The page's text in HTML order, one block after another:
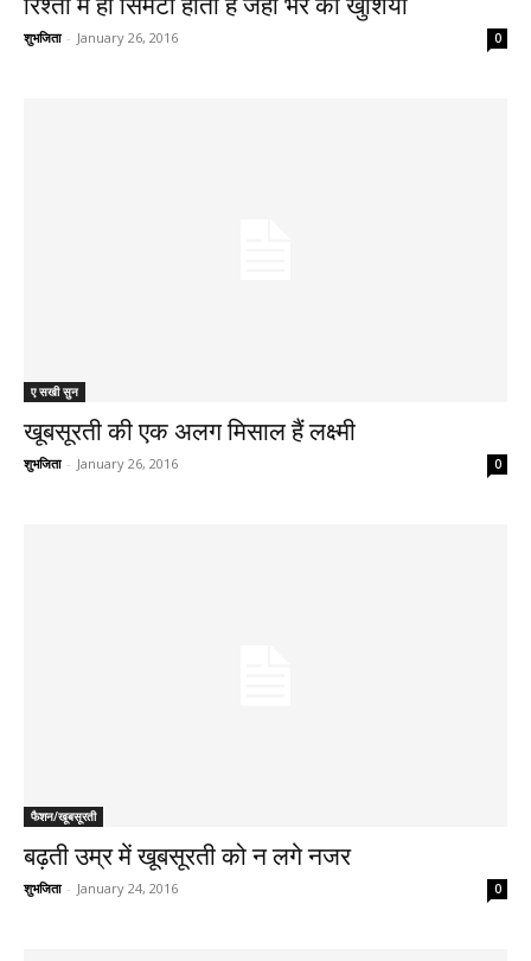
रिश्तों में ही सिमटी होती हैं जहाँ भर की खुशियाँ
शुभजिता - January 26, 2016 0
ए सखी सुन
खूबसूरती की एक अलग मिसाल हैं लक्ष्मी
शुभजिता - January 26, 2016 0
फैशन/खूबसूरती
बढ़ती उम्र में खूबसूरती को न लगे नजर
शुभजिता - January 24, 2016 0